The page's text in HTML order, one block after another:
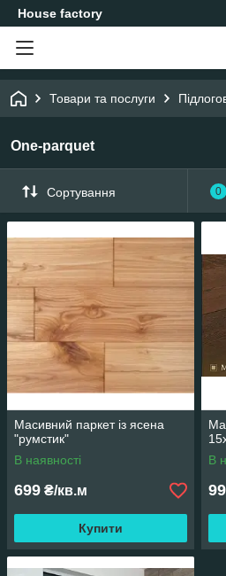
House factory
Товари та послуги
One-parquet
Сортування 0
Масивний паркет із ясена
"румстик"
В наявності
699 ₴/кв.м
Купити
В